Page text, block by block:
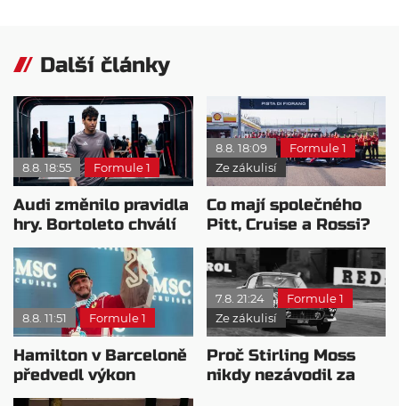
Další články
8.8. 18:55 Formule 1
Audi změnilo pravidla
hry. Bortoleto chválí
nový tým i jeho
mentalitu
8.8. 18:09
Formule 1
Ze zákulisí
Co mají společného
Pitt, Cruise a Rossi?
Všichni řídili
monopost F1
8.8. 11:51 Formule 1
Hamilton v Barceloně
předvedl výkon
pravého šampiona
7.8. 21:24
Formule 1
Ze zákulisí
Proč Stirling Moss
nikdy nezávodil za